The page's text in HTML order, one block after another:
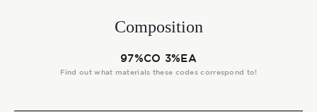
Composition
97%CO 3%EA
Find out what materials these codes correspond to!